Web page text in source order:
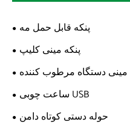
پنکه قابل حمل مه
پنکه مینی کلیپ
ساعت چوبی USB
حوله دستی کوتاه دامن